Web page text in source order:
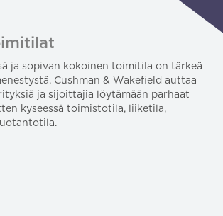
ja sopivan kokoinen toimitila on tärkeä
Cushman & Wakefield auttaa
ja sijoittajia löytämään parhaat
kyseessä toimistotila, liiketila,